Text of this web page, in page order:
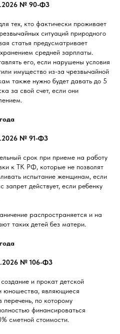
№ 90-ФЗ
тех, кто фактически проживает
ситуаций природного
статья предусматривает
средней зарплаты.
его, если нарушены условия
имущество из-за чрезвычайной
также нужно будет давать до 5
за свой счет, если они
№ 91-ФЗ
срок при приеме на работу
к ТК РФ, которые не позволят
испытание женщинам, если
запрет действует, если ребенку
распространяется и на
таких детей без матери.
№ 106-ФЗ
и прокат детской
юношества, являющиеся
по которому
финансироваться
сметной стоимости.